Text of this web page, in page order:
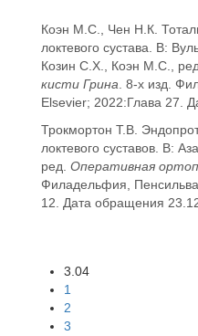
Коэн М.С., Чен Н.К.
локтевого сустава. В:
Козин С.Х., Коэн М.С.,
кисти Грина. 8-х изд.
Elsevier; 2022:Глава 27.
Трокмортон Т.В.
локтевого суставов. В:
ред. Оперативная
Филадельфия,
12. Дата обращения
3.04
1
2
3